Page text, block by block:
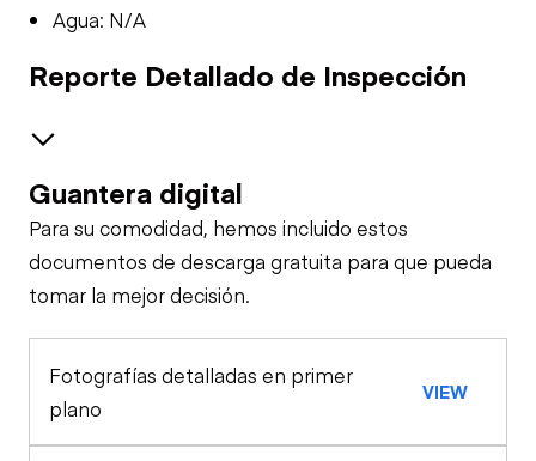
Agua: N/A
Reporte Detallado de Inspección
Safety
Seat Belts
Control Station - Upper
Warning Lights
Gauges
Crane Superstructure
Oil Sample Analysis (engine)
Oil Sample Analysis (hydraulic)
Guantera digital
Para su comodidad, hemos incluido estos
documentos de descarga gratuita para que pueda
tomar la mejor decisión.
Fotografías detalladas en primer
plano
VIEW